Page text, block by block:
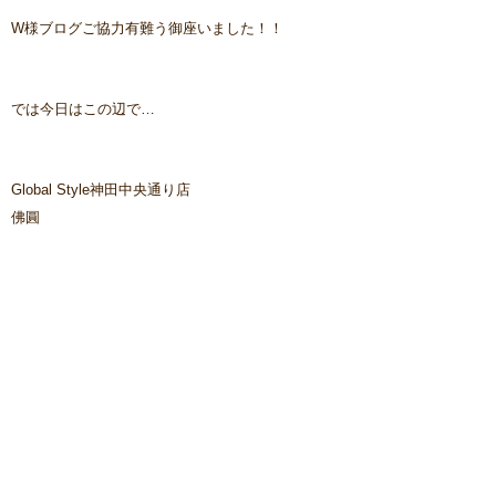
W様ブログご協力有難う御座いました！！
では今日はこの辺で…
Global Style神田中央通り店
佛圓